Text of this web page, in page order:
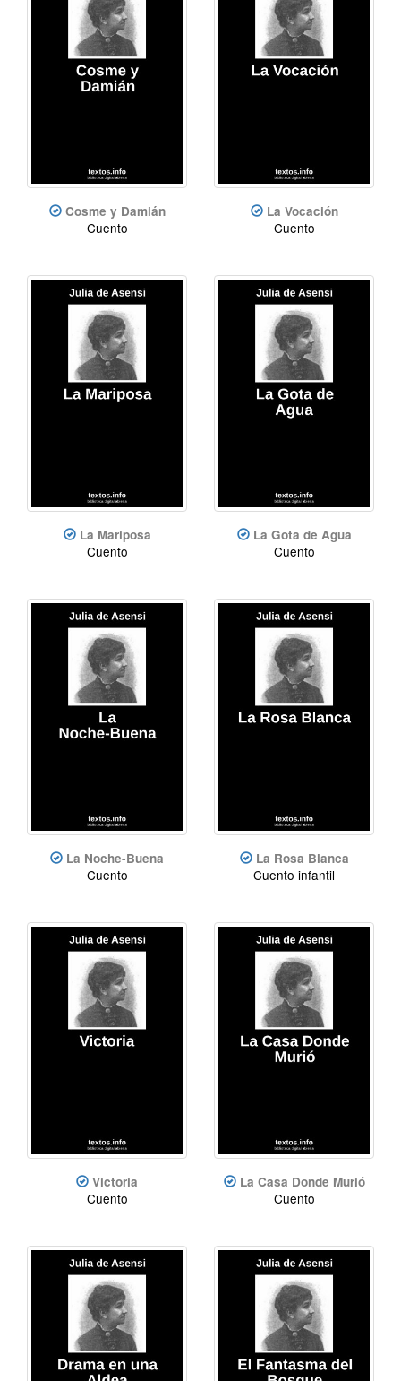
Cosme y Damián
Cuento
La Vocación
Cuento
La Mariposa
Cuento
La Gota de Agua
Cuento
La Noche-Buena
Cuento
La Rosa Blanca
Cuento infantil
Victoria
Cuento
La Casa Donde Murió
Cuento